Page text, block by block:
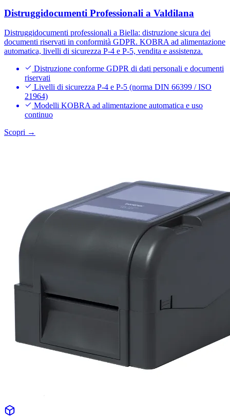
Distruggidocumenti Professionali a Valdilana
Distruggidocumenti professionali a Biella: distruzione sicura dei
documenti riservati in conformità GDPR. KOBRA ad alimentazione
automatica, livelli di sicurezza P-4 e P-5, vendita e assistenza.
Distruzione conforme GDPR di dati personali e documenti
riservati
Livelli di sicurezza P-4 e P-5 (norma DIN 66399 / ISO
21964)
Modelli KOBRA ad alimentazione automatica e uso
continuo
Scopri →